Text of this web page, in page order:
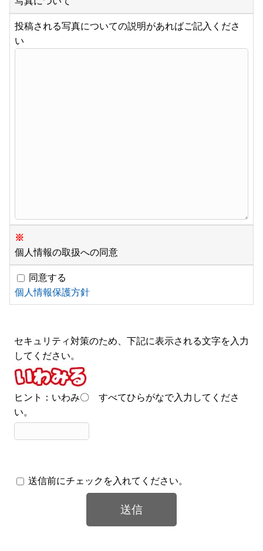
投稿される写真についての説明があればご記入くださ
い
※
個人情報の取扱への同意
同意する
個人情報保護方針
セキュリティ対策のため、下記に表示される文字を入力
してください。
ヒント：いわみ〇 すべてひらがなで入力してくださ
い。
送信前にチェックを入れてください。